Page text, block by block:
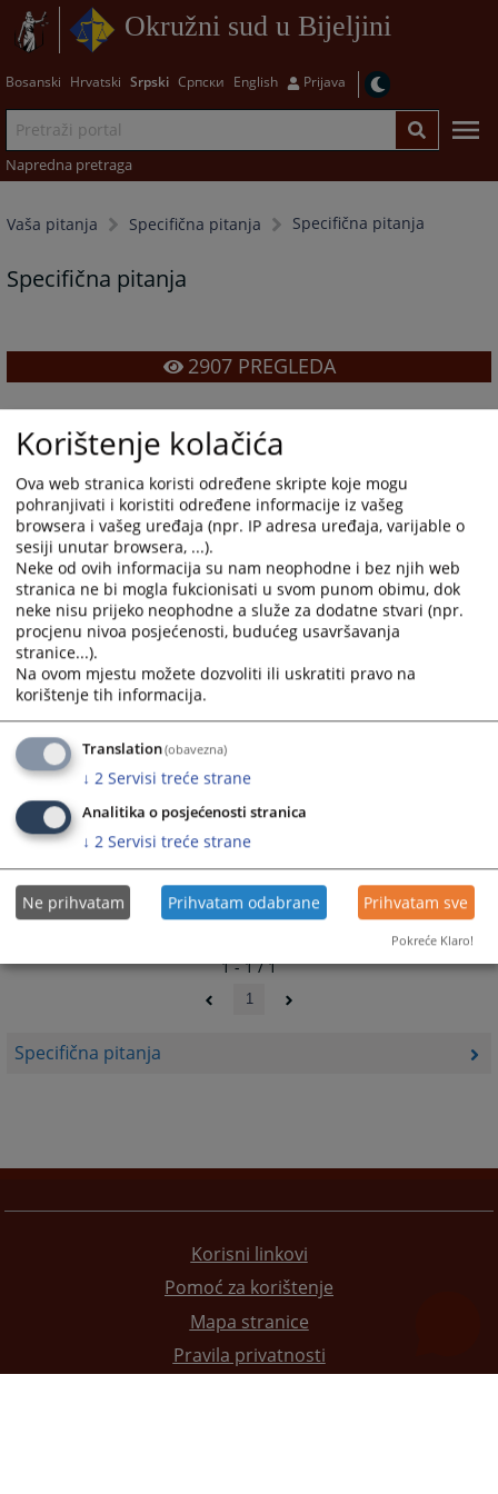
Okružni sud u Bijeljini
Bosanski Hrvatski Srpski Српски English Prijava
Napredna pretraga
Vaša pitanja Specifična pitanja Specifična pitanja
Specifična pitanja
Specifična pitanja
2907PREGLEDA
1 - 1 / 1
1
Korisni linkovi
Pomoć za korištenje
Mapa stranice
Pravila privatnosti
Korištenje kolačića
Ova web stranica koristi određene skripte koje mogu
pohranjivati i koristiti određene informacije iz vašeg
browsera i vašeg uređaja (npr. IP adresa uređaja, varijable o
sesiji unutar browsera, ...).
Neke od ovih informacija su nam neophodne i bez njih web
stranica ne bi mogla fukcionisati u svom punom obimu, dok
neke nisu prijeko neophodne a služe za dodatne stvari (npr.
procjenu nivoa posjećenosti, budućeg usavršavanja
stranice...).
Na ovom mjestu možete dozvoliti ili uskratiti pravo na
korištenje tih informacija.
Translation(obavezna)
↓ 2 Servisi treće strane
Analitika o posjećenosti stranica
↓ 2 Servisi treće strane
Ne prihvatam Prihvatam odabrane Prihvatam sve
Pokreće Klaro!